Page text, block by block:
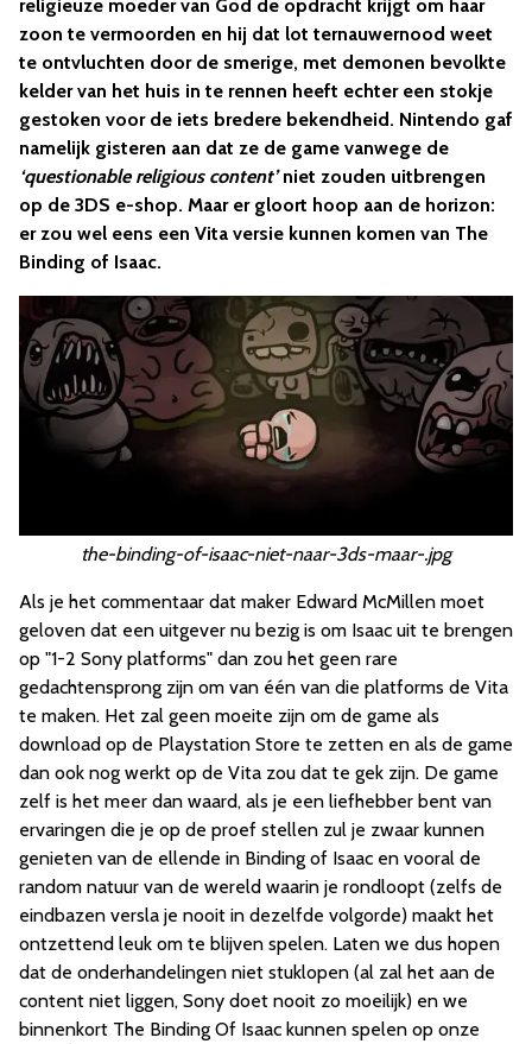
religieuze moeder van God de opdracht krijgt om haar
zoon te vermoorden en hij dat lot ternauwernood weet
te ontvluchten door de smerige, met demonen bevolkte
kelder van het huis in te rennen heeft echter een stokje
gestoken voor de iets bredere bekendheid. Nintendo gaf
namelijk gisteren aan dat ze de game vanwege de
‘questionable religious content’niet zouden uitbrengen
op de 3DS e-shop. Maar er gloort hoop aan de horizon:
er zou wel eens een Vita versie kunnen komen van The
Binding of Isaac.
the-binding-of-isaac-niet-naar-3ds-maar-.jpg
Als je het commentaar dat maker Edward McMillen moet
geloven dat een uitgever nu bezig is om Isaac uit te brengen
op "1-2 Sony platforms" dan zou het geen rare
gedachtensprong zijn om van één van die platforms de Vita
te maken. Het zal geen moeite zijn om de game als
download op de Playstation Store te zetten en als de game
dan ook nog werkt op de Vita zou dat te gek zijn. De game
zelf is het meer dan waard, als je een liefhebber bent van
ervaringen die je op de proef stellen zul je zwaar kunnen
genieten van de ellende in Binding of Isaac en vooral de
random natuur van de wereld waarin je rondloopt (zelfs de
eindbazen versla je nooit in dezelfde volgorde) maakt het
ontzettend leuk om te blijven spelen. Laten we dus hopen
dat de onderhandelingen niet stuklopen (al zal het aan de
content niet liggen, Sony doet nooit zo moeilijk) en we
binnenkort The Binding Of Isaac kunnen spelen op onze